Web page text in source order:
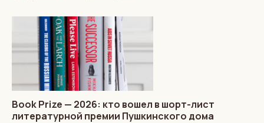
Book Prize — 2026: кто вошел в шорт-лист
литературной премии Пушкинского дома